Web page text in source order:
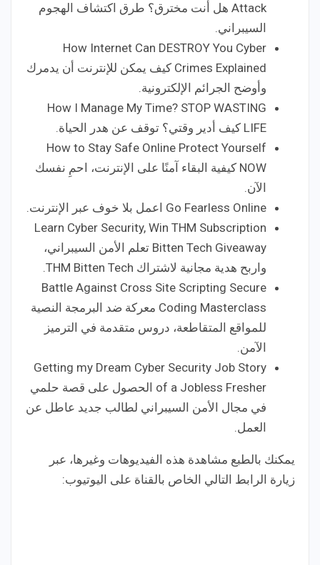
Attack هل أنت مخترق؟ طرق اكتشاف الهجوم
السيبراني.
How Internet Can DESTROY You Cyber
Crimes Explained كيف يمكن للإنترنت أن يدمرك
وأوضح الجرائم الإلكترونية.
How I Manage My Time? STOP WASTING
LIFE كيف أدير وقتي؟ توقف عن هدر الحياة.
How to Stay Safe Online Protect Yourself
NOW كيفية البقاء آمنًا على الإنترنت، احمِ نفسك
الآن.
Go Fearless Online اعمل بلا خوف عبر الإنترنت.
Learn Cyber Security, Win THM Subscription
Bitten Tech Giveaway تعلم الأمن السيبراني،
واربح هدية مجانية لاشتراك THM Bitten Tech.
Battle Against Cross Site Scripting Secure
Coding Masterclass معركة ضد البرمجة النصية
للمواقع المتقاطعة، دروس متقدمة في الترميز
الآمن.
Getting my Dream Cyber Security Job Story
of a Jobless Fresher الحصول على قصة حلمي
في مجال الأمن السيبراني لطالب جديد عاطل عن
العمل.
يمكنك بالطبع مشاهدة هذه الفيديوهات وغيرها، عبر
زيارة الرابط التالي الخاص بالقناة على اليوتيوب: